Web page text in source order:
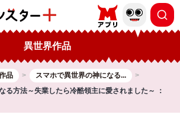
異世界作品
品
スマホで異世界の神になる...
る方法～失業したら冷酷領主に愛されました～ ：